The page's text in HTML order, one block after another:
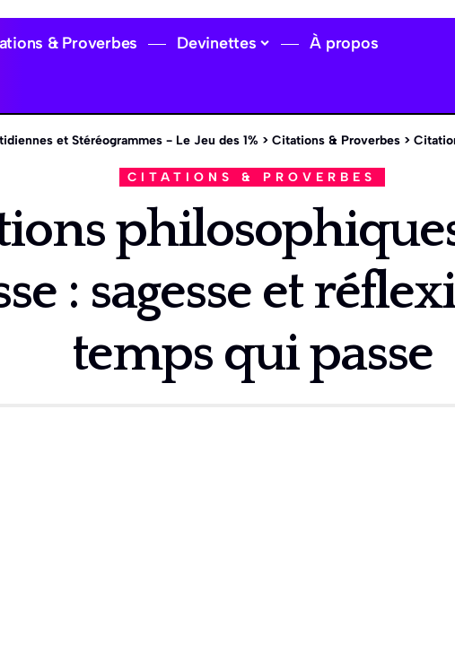
& Proverbes Devinettes À propos
et Stéréogrammes - Le Jeu des 1% > Citations & Proverbes > Citations
CITATIONS & PROVERBES
: sagesse et
temps qui passe